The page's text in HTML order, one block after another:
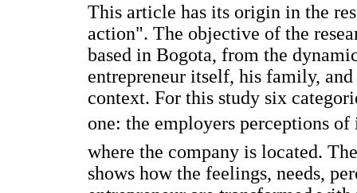
This article has its origin in the
action". The objective of the
based in Bogota, from the
entrepreneur itself, his family,
context. For this study six
one: the employers perceptions
where the company is located.
shows how the feelings, needs,